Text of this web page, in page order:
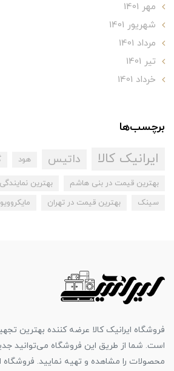
مهر 1401
شهریور 1401
مرداد 1401
تير 1401
خرداد 1401
برچسب‌ها
ایرانیک کالا داتیس هود
بهترین قیمت در بنی هاشم
بهترین
سینک
بهترین قیمت در تهران مایکروویو
فروشگاه ایرانیک کالا عرضه کننده بهترین
است. شما از طریق این فروشگاه می‌توانید
محصولات را مشاهده و تهیه نمایید. فروشگاه